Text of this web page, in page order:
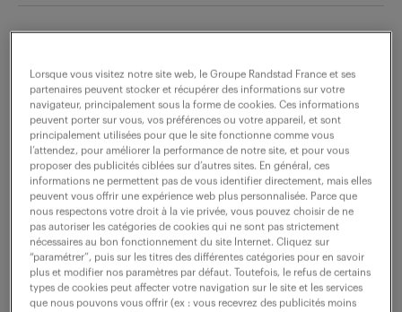
3 août 2026
Louviers (27) intérim
4 mois
24 000 - 25 000 € / an
Vous êtes rattaché au Responsable de l'équipe et
vous intervenez sur un poste polyvalent. Vous
assurez la gestion administrative des dossiers clients,
vous traitez les anomalies et vous assurez un...
Lorsque vous visitez notre site web, le Groupe Randstad France et ses
partenaires peuvent stocker et récupérer des informations sur votre
navigateur, principalement sous la forme de cookies. Ces informations
peuvent porter sur vous, vos préférences ou votre appareil, et sont
principalement utilisées pour que le site fonctionne comme vous
l’attendez, pour améliorer la performance de notre site, et pour vous
proposer des publicités ciblées sur d’autres sites. En général, ces
informations ne permettent pas de vous identifier directement, mais elles
peuvent vous offrir une expérience web plus personnalisée. Parce que
nous respectons votre droit à la vie privée, vous pouvez choisir de ne
pas autoriser les catégories de cookies qui ne sont pas strictement
nécessaires au bon fonctionnement du site Internet. Cliquez sur
“paramétrer”, puis sur les titres des différentes catégories pour en savoir
plus et modifier nos paramètres par défaut. Toutefois, le refus de certains
types de cookies peut affecter votre navigation sur le site et les services
que nous pouvons vous offrir (ex : vous recevrez des publicités moins